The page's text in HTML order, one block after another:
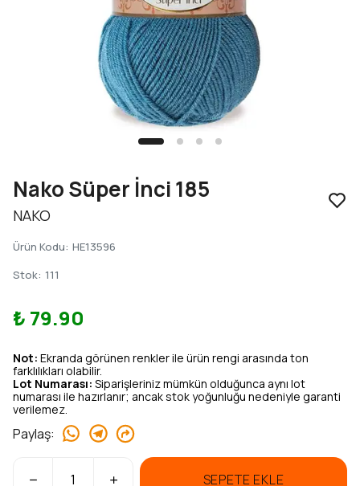
Nako Süper İnci 185
NAKO
Ürün Kodu: HE13596
Stok: 111
₺ 79.90
Not: Ekranda görünen renkler ile ürün rengi arasında ton
farklılıkları olabilir.
Lot Numarası: Siparişleriniz mümkün olduğunca aynı lot
numarası ile hazırlanır; ancak stok yoğunluğu nedeniyle garanti
verilemez.
Paylaş:
SEPETE EKLE